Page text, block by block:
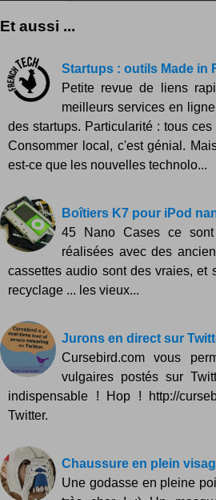
Et aussi ...
Startups : outils Made in
Petite revue de liens
meilleurs services en
des startups. Particularité : tous
Consommer local, c'est génial.
est-ce que les nouvelles technolo...
Boîtiers K7 pour iPod
45 Nano Cases ce
réalisées avec des
cassettes audio sont des vraies,
recyclage ... les vieux...
Jurons en direct sur
Cursebird.com vous
vulgaires postés sur
indispensable ! Hop ! http://
Twitter.
Chaussure en plein
Une godasse en pleine